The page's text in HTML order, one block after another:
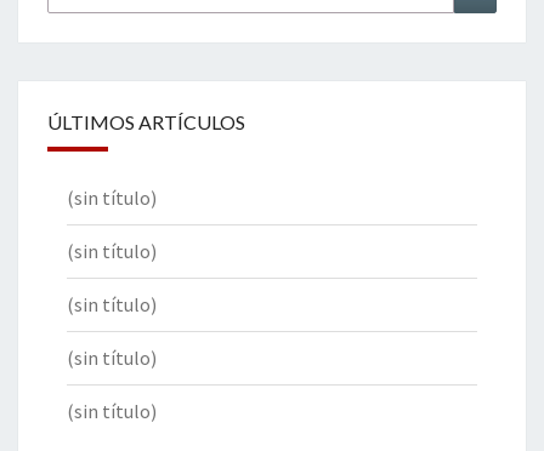
por:
ÚLTIMOS ARTÍCULOS
(sin título)
(sin título)
(sin título)
(sin título)
(sin título)